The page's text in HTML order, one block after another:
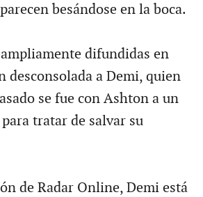
besándose en la boca.
difundidas en
desconsolada a Demi, quien
se fue con Ashton a un
tratar de salvar su
de Radar Online, Demi está